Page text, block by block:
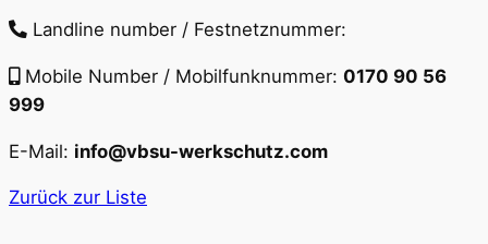
Landline number / Festnetznummer:
Mobile Number / Mobilfunknummer: 0170 90 56
999
E-Mail: info@vbsu-werkschutz.com
Zurück zur Liste